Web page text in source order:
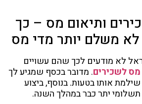
ותיאום מס – כך
משלם יותר מדי מס
לא מודעים לכך שהם עשויים
לשכירים. מדובר בכסף שמגיע לך
אותו בטעות. בנוסף, ביצוע
תשלומי יתר כבר במהלך השנה.